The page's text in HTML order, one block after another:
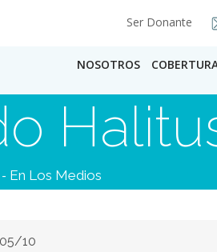
Ser Donante
NOSOTROS
- En Los Medios
10